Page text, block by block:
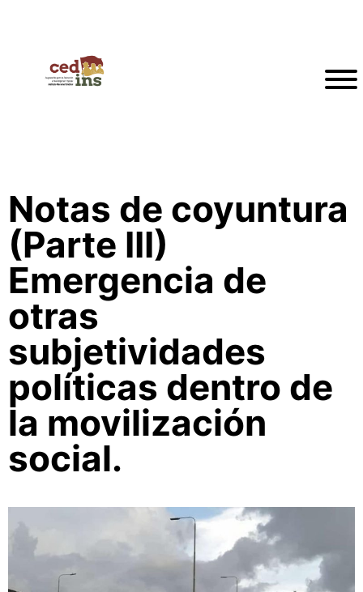
Notas de coyuntura
(Parte III)
Emergencia de
otras
subjetividades
políticas dentro de
la movilización
social.